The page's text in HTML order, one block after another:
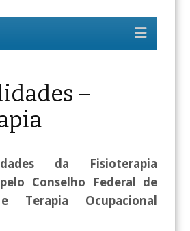
–
da Fisioterapia
Conselho Federal de
Terapia Ocupacional